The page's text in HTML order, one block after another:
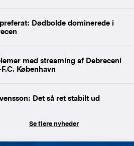
Dødbolde dominerede i
med streaming af Debreceni
København
Det så ret stabilt ud
Se flere nyheder